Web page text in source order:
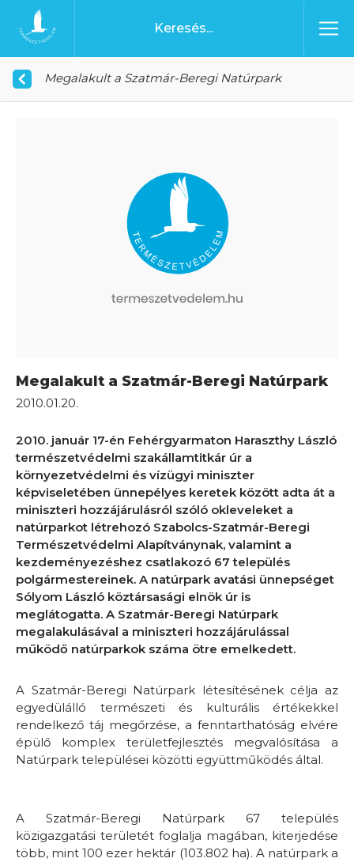
Ugrás a tartalomhoz
Főoldal
Megalakult a Szatmár-Beregi Natúrpark
Megalakult a Szatmár-Beregi Natúrpark
2010.01.20.
2010. január 17-én Fehérgyarmaton Haraszthy László
természetvédelmi szakállamtitkár úr a
környezetvédelmi és vízügyi miniszter
képviseletében ünnepélyes keretek között adta át a
miniszteri hozzájárulásról szóló okleveleket a
natúrparkot létrehozó Szabolcs-Szatmár-Beregi
Természetvédelmi Alapítványnak, valamint a
kezdeményezéshez csatlakozó 67 település
polgármestereinek. A natúrpark avatási ünnepséget
Sólyom László köztársasági elnök úr is
meglátogatta. A Szatmár-Beregi Natúrpark
megalakulásával a miniszteri hozzájárulással
működő natúrparkok száma ötre emelkedett.
A Szatmár-Beregi Natúrpark létesítésének célja az
egyedülálló természeti és kulturális értékekkel
rendelkező táj megőrzése, a fenntarthatóság elvére
épülő komplex területfejlesztés megvalósítása a
Natúrpark települései közötti együttműködés által.
A Szatmár-Beregi Natúrpark 67 település
közigazgatási területét foglalja magában, kiterjedése
több, mint 100 ezer hektár (103.802 ha). A natúrpark a